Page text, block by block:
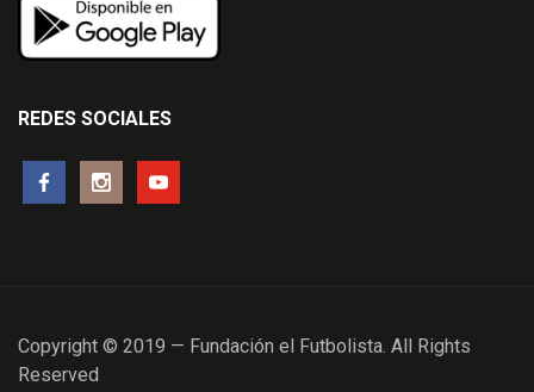
REDES SOCIALES
Copyright © 2019 — Fundación el Futbolista. All Rights
Reserved